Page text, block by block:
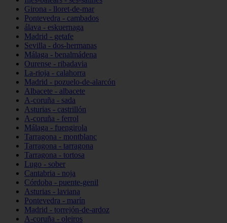
Girona - lloret-de-mar
Pontevedra - cambados
álava - eskuernaga
Madrid - getafe
Sevilla - dos-hermanas
Málaga - benalmádena
Ourense - ribadavia
La-rioja - calahorra
Madrid - pozuelo-de-alarcón
Albacete - albacete
A-coruña - sada
Asturias - castrillón
A-coruña - ferrol
Málaga - fuengirola
Tarragona - montblanc
Tarragona - tarragona
Tarragona - tortosa
Lugo - sober
Cantabria - noja
Córdoba - puente-genil
Asturias - laviana
Pontevedra - marín
Madrid - torrejón-de-ardoz
A-coruña - oleiros